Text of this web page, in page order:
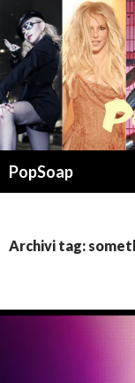
PopSoap
Archivi tag: